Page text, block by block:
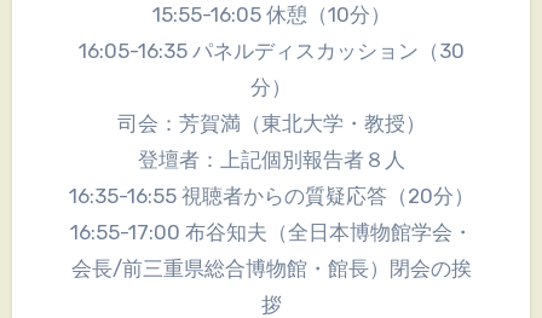
15:55-16:05 休憩（10分）
16:05-16:35 パネルディスカッション（30
分）
司会：芳賀満（東北大学・教授）
登壇者：上記個別報告者８人
16:35-16:55 視聴者からの質疑応答（20分）
16:55-17:00 布谷知夫（全日本博物館学会・
会長/前三重県総合博物館・館長）閉会の挨
拶